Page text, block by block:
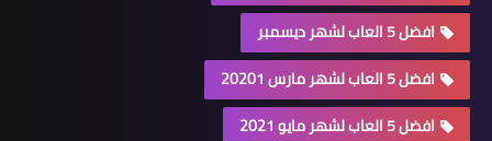
افضل 5 العاب لشهر ديسمبر
افضل 5 العاب لشهر مارس 20201
افضل 5 العاب لشهر مايو 2021